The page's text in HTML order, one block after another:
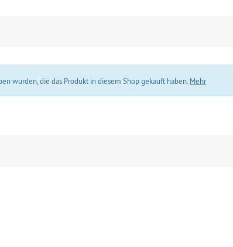
wurden, die das Produkt in diesem Shop gekauft haben. Mehr